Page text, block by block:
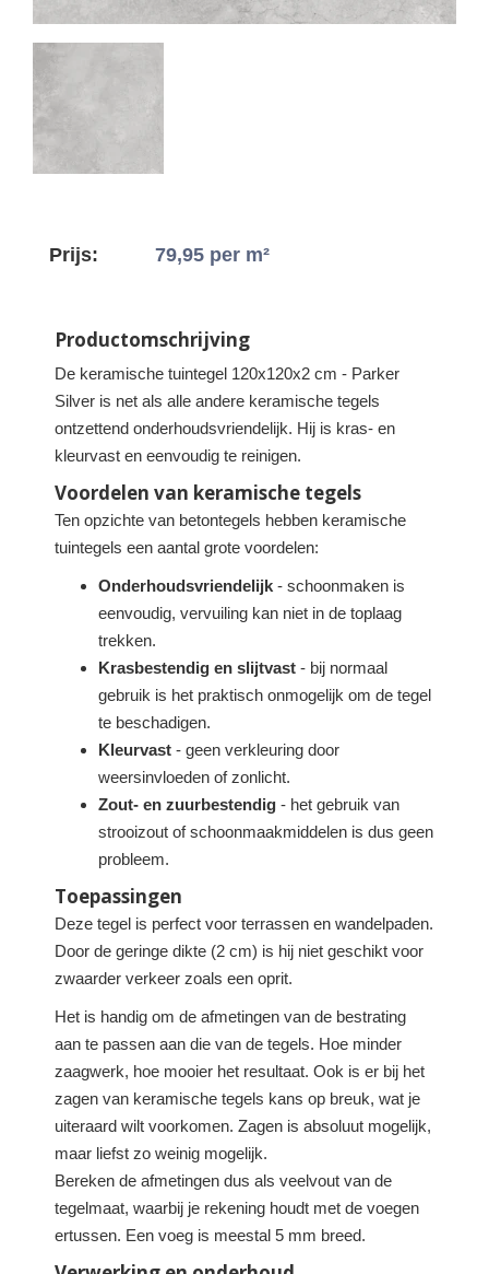
Prijs: 79,95 per m²
Productomschrijving
De keramische tuintegel 120x120x2 cm - Parker
Silver is net als alle andere keramische tegels
ontzettend onderhoudsvriendelijk. Hij is kras- en
kleurvast en eenvoudig te reinigen.
Voordelen van keramische tegels
Ten opzichte van betontegels hebben keramische
tuintegels een aantal grote voordelen:
Onderhoudsvriendelijk - schoonmaken is
eenvoudig, vervuiling kan niet in de toplaag
trekken.
Krasbestendig en slijtvast - bij normaal
gebruik is het praktisch onmogelijk om de tegel
te beschadigen.
Kleurvast - geen verkleuring door
weersinvloeden of zonlicht.
Zout- en zuurbestendig - het gebruik van
strooizout of schoonmaakmiddelen is dus geen
probleem.
Toepassingen
Deze tegel is perfect voor terrassen en wandelpaden.
Door de geringe dikte (2 cm) is hij niet geschikt voor
zwaarder verkeer zoals een oprit.
Het is handig om de afmetingen van de bestrating
aan te passen aan die van de tegels. Hoe minder
zaagwerk, hoe mooier het resultaat. Ook is er bij het
zagen van keramische tegels kans op breuk, wat je
uiteraard wilt voorkomen. Zagen is absoluut mogelijk,
maar liefst zo weinig mogelijk.
Bereken de afmetingen dus als veelvout van de
tegelmaat, waarbij je rekening houdt met de voegen
ertussen. Een voeg is meestal 5 mm breed.